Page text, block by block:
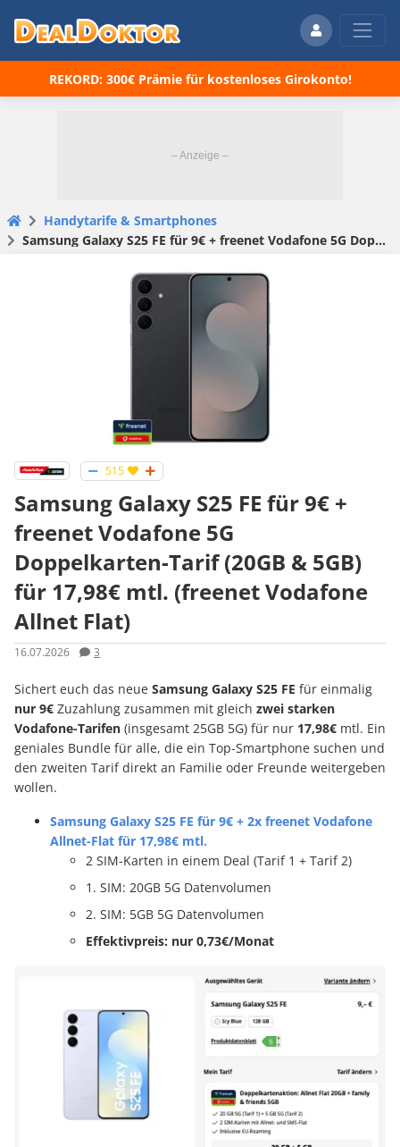
REKORD: 300€ Prämie für kostenloses Girokonto!
Handytarife & Smartphones
Samsung Galaxy S25 FE für 9€ + freenet Vodafone 5G Doppelkarten-Tarif (20GB & 5GB) für 17,98€ mtl. (freenet Vodafone Allnet Flat)
515
Samsung Galaxy S25 FE für 9€ +
freenet Vodafone 5G
Doppelkarten-Tarif (20GB & 5GB)
für 17,98€ mtl. (freenet Vodafone
Allnet Flat)
16.07.2026 3
Sichert euch das neue Samsung Galaxy S25 FE für einmalig
nur 9€ Zuzahlung zusammen mit gleich zwei starken
Vodafone-Tarifen (insgesamt 25GB 5G) für nur 17,98€ mtl. Ein
geniales Bundle für alle, die ein Top-Smartphone suchen und
den zweiten Tarif direkt an Familie oder Freunde weitergeben
wollen.
Samsung Galaxy S25 FE für 9€ + 2x freenet Vodafone
Allnet-Flat für 17,98€ mtl.
2 SIM-Karten in einem Deal (Tarif 1 + Tarif 2)
1. SIM: 20GB 5G Datenvolumen
2. SIM: 5GB 5G Datenvolumen
Effektivpreis: nur 0,73€/Monat